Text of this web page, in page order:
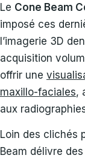
Le Cone Beam
imposé ces
l’imagerie 3D
acquisition
offrir une
maxillo-faciales,
aux
Loin des clichés
Beam délivre des